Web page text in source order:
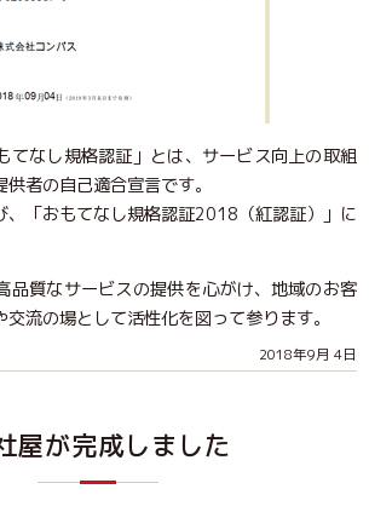
てなし規格認証」とは、サービス向上の取組
者の自己適合宣言です。
、「おもてなし規格認証2018（紅認証）」に
品質なサービスの提供を心がけ、地域のお客
流の場として活性化を図って参ります。
2018年9月 4日
屋が完成しました